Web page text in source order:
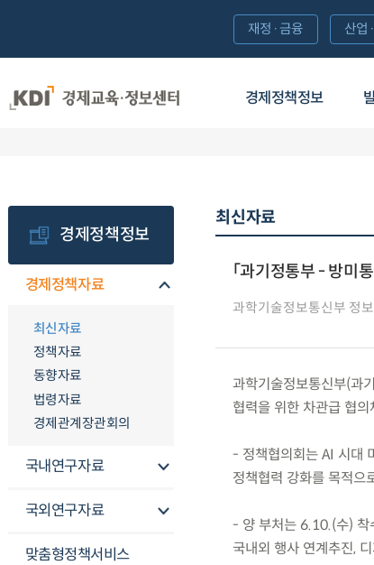
경제정책정보
재정·금융 산업
경제정책정보
경제정책자료
최신자료
정책자료
동향자료
법령자료
경제관계장관회의
국내연구자료
국외연구자료
맞춤형정책서비스
최신자료
「과기정통부 - 방미
과학기술정보통신부 정
과학기술정보통신부(과
협력을 위한 차관급 협의
- 정책협의회는 AI 시대
정책협력 강화를 목적으
- 양 부처는 6.10.(수) 착
국내외 행사 연계추진,